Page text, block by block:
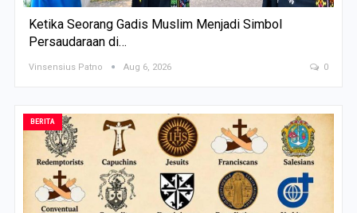
Ketika Seorang Gadis Muslim Menjadi Simbol
Persaudaraan di…
Vinsensius Patno Aug 6, 2026 0
BERITA